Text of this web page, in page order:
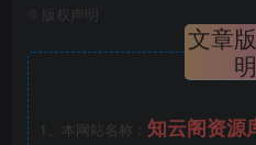
版权声明
文章
明
1、本网站名称： 知云阁资源